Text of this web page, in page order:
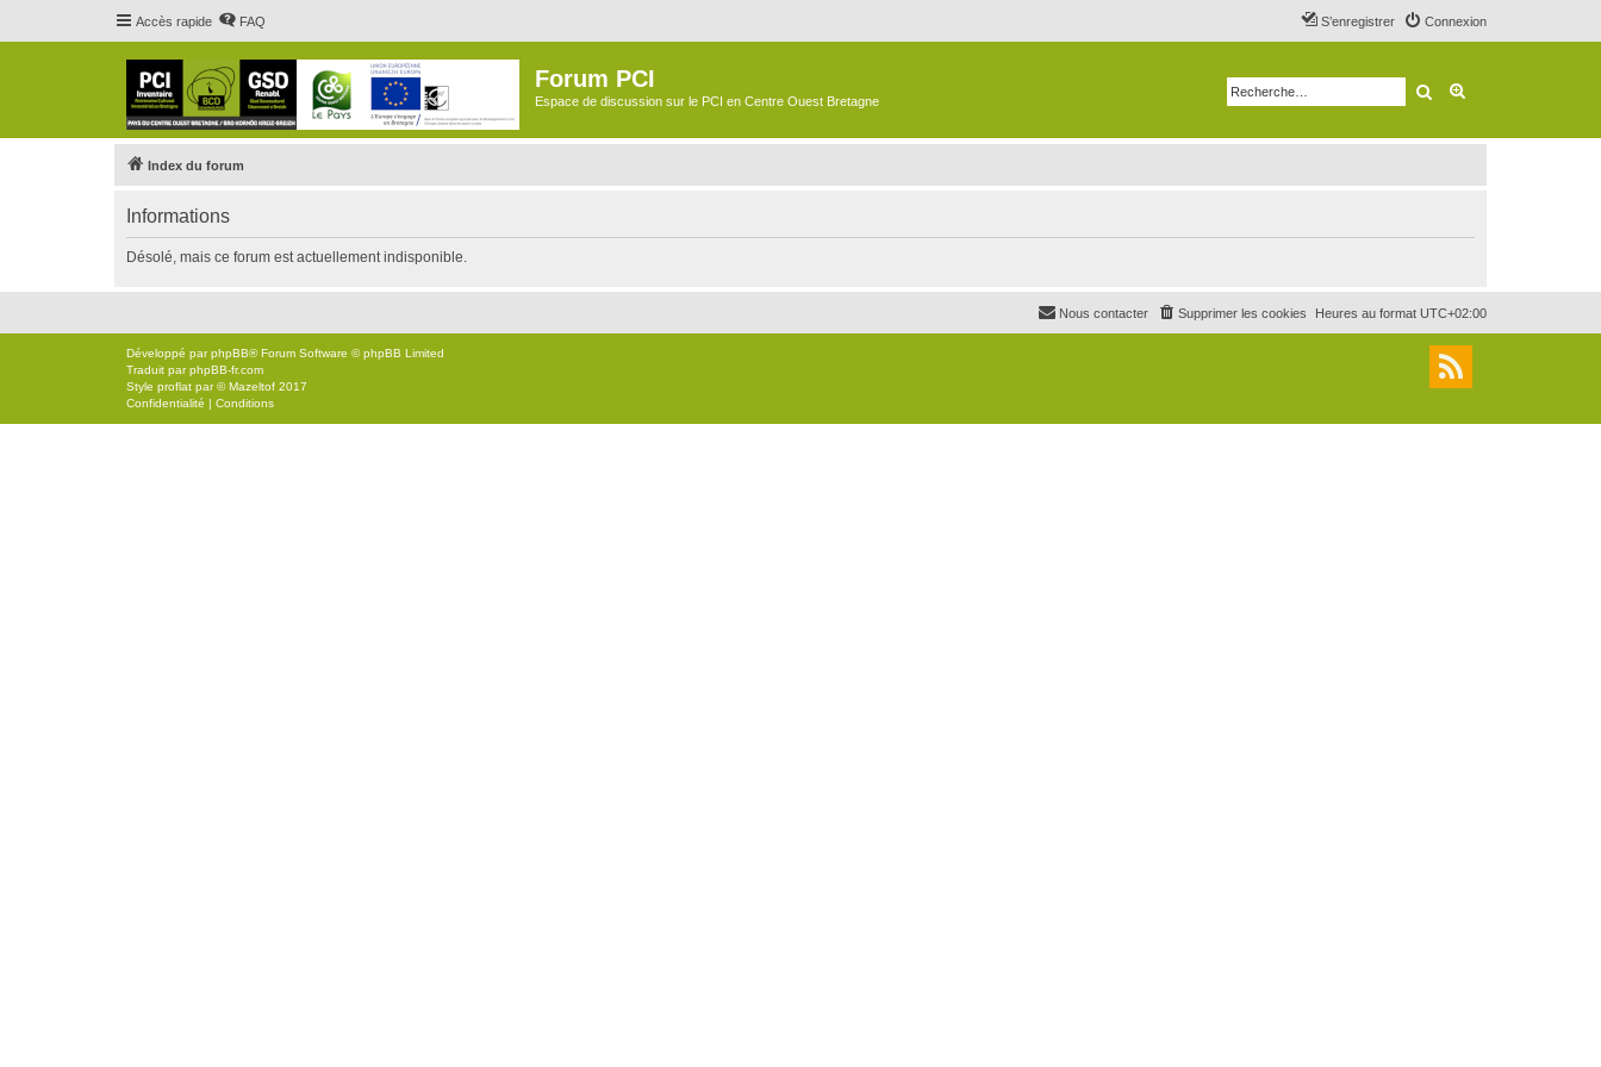
Accès rapide FAQ Connexion
S’enregistrer
Forum PCI
Espace de discussion sur le PCI en Centre Ouest Bretagne Rechercher
Index du forum
Informations
Désolé, mais ce forum est actuellement indisponible.
Heures au format UTC+02:00
Supprimer les cookies
Nous contacter
Développé parphpBB® Forum Software © phpBB Limited
Traduit parphpBB-fr.com
Style proflat par ©Mazeltof 2017
Confidentialité | Conditions